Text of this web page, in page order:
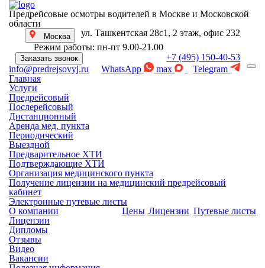
Предрейсовые осмотры водителей в Москве и Московской
области
Москва
ул. Ташкентская 28с1, 2 этаж, офис 232
Режим работы: пн-пт 9.00-21.00
Заказать звонок
info@predrejsovyj.ru
+7 (495) 150-40-53
WhatsApp
max
Telegram
Главная
Услуги
Предрейсовый
Послерейсовый
Дистанционный
Аренда мед. пункта
Периодический
Выездной
Предварительное ХТИ
Подтверждающие ХТИ
Организация медицинского пункта
Получение лицензии на медицинский предрейсовый
кабинет
Электронные путевые листы
О компании
Лицензии
Дипломы
Отзывы
Видео
Вакансии
Цены Лицензии Путевые листы